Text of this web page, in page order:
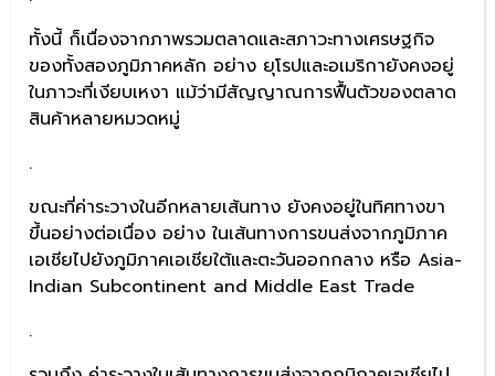
ทั้งนี้ ก็เนื่องจากภาพรวมตลาดและสภาวะทางเศรษฐกิจ
ของทั้งสองภูมิภาคหลัก อย่าง ยุโรปและอเมริกายังคงอยู่
ในภาวะที่เงียบเหงา แม้ว่ามีสัญญาณการฟื้นตัวของตลาด
สินค้าหลายหมวดหมู่
.
ขณะที่ค่าระวางในอีกหลายเส้นทาง ยังคงอยู่ในทิศทางขา
ขึ้นอย่างต่อเนื่อง อย่าง ในเส้นทางการขนส่งจากภูมิภาค
เอเชียไปยังภูมิภาคเอเชียใต้และตะวันออกกลาง หรือ Asia-
Indian Subcontinent and Middle East Trade
.